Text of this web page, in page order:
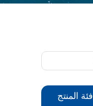
فئة المنتج